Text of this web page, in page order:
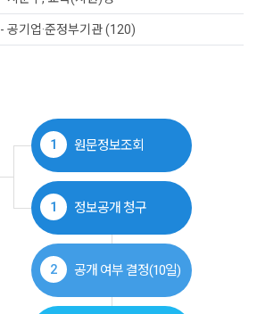
- 공기업·준정부기관 (120)
1 원문정보조회
1 정보공개 청구
2 공개 여부 결정(10일)